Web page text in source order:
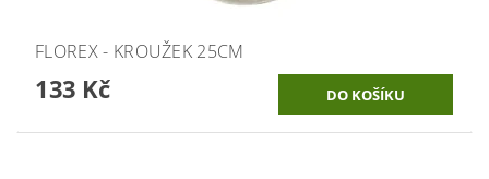
FLOREX - KROUŽEK 25CM
133 Kč